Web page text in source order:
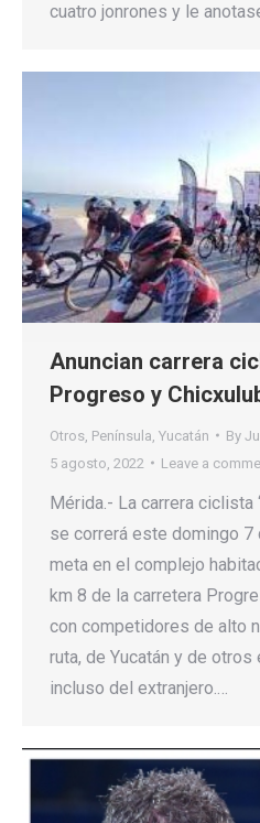
cuatro jonrones y le
Anuncian carrera
Progreso y
Otros Península Yucatán By
5 agosto, 2022
Leave a
Mérida.- La carrera ciclista
se correrá este domingo 7
meta en el complejo
km 8 de la carretera
con competidores de alto
ruta, de Yucatán y de
incluso del extranjero.…